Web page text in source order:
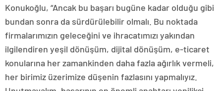
Konukoğlu, “Ancak bu başarı bugüne kadar olduğu gibi
bundan sonra da sürdürülebilir olmalı. Bu noktada
firmalarımızın geleceğini ve ihracatımızı yakından
ilgilendiren yeşil dönüşüm, dijital dönüşüm, e-ticaret
konularına her zamankinden daha fazla ağırlık vermeli,
her birimiz üzerimize düşenin fazlasını yapmalıyız.